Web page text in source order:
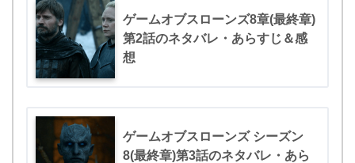
ゲームオブスローンズ8章(最終章)
第2話のネタバレ・あらすじ＆感
想
ゲームオブスローンズ シーズン
8(最終章)第3話のネタバレ・あら